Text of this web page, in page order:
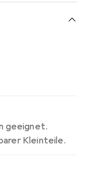
und
wunderbares
geeignet.
Kleinteile.